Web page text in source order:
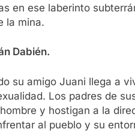
en ese laberinto
la mina.
Dabién.
su amigo Juani llega a
Los padres de
y hostigan a la
al pueblo y su